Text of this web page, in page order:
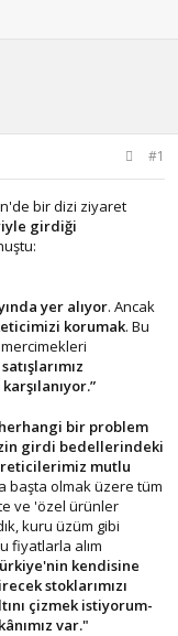
#1
bir dizi ziyaret
girdiği
yer alıyor. Ancak
korumak. Bu
bir problem
girdi bedellerindeki
mutlu
başta olmak üzere tüm
ve 'özel ürünler
kuru üzüm gibi
fiyatlarla alım
kendisine
stoklarımızı
çizmek istiyorum-
var."